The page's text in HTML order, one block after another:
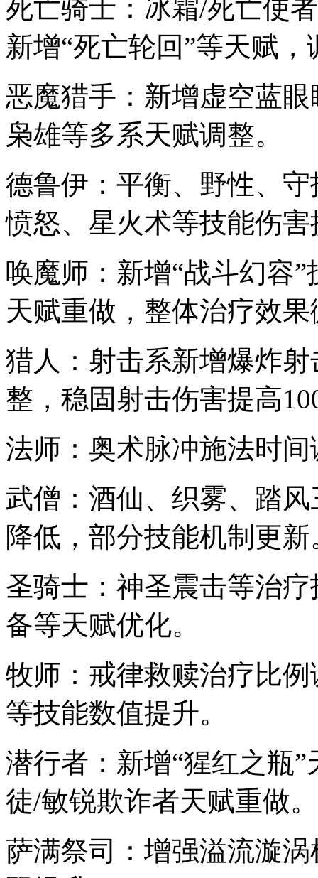
死亡骑士：冰霜/死亡使
新增“死亡轮回”等天赋
恶魔猎手：新增虚空蓝
枭雄等多系天赋调整。
德鲁伊：平衡、野性、
愤怒、星火术等技能伤害
唤魔师：新增“战斗幻容
天赋重做，整体治疗效
猎人：射击系新增爆炸
整，稳固射击伤害提高
法师：奥术脉冲施法时
武僧：酒仙、织雾、踏
降低，部分技能机制更新
圣骑士：神圣震击等治
备等天赋优化。
牧师：戒律救赎治疗比
等技能数值提升。
潜行者：新增“猩红之瓶
徒/敏锐欺诈者天赋重做。
萨满祭司：增强溢流漩